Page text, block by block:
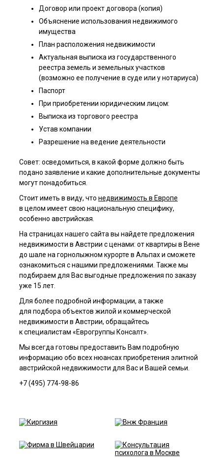
Договор или проект договора (копия)
Объяснение использования недвижимого
имущества
План расположения недвижимости
Актуальная выписка из государственного
реестра земель и земельных участков
(возможно ее получение в суде или у нотариуса)
Паспорт
При приобретении юридическим лицом:
Выписка из торгового реестра
Устав компании
Разрешение на ведение деятельности
Совет: осведомиться, в какой форме должно быть
подано заявление и какие дополнительные документы
могут понадобиться.
Стоит иметь в виду, что недвижимость в Европе
в целом имеет свою национальную специфику,
особенно австрийская.
На страницах нашего сайта вы найдете предложения
недвижимости в Австрии с ценами: от квартиры в Вене
до шале на горнолыжном курорте в Альпах и сможете
ознакомиться с нашими предложениями. Также мы
подбираем для Вас выгодные предложения по заказу
уже 15 лет.
Для более подробной информации, а также
для подбора объектов жилой и коммерческой
недвижимости в Австрии, обращайтесь
к специалистам «Еврогруппы Консалт».
Мы всегда готовы предоставить Вам подробную
информацию обо всех нюансах приобретения элитной
австрийской недвижимости для Вас и Вашей семьи.
+7 (495) 774-98-86